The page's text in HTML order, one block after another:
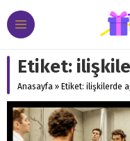
Etiket:
Anasayfa » Etiket: ilişkilerde